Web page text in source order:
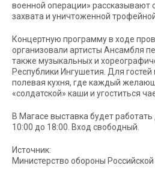
военной операции» рассказывают
захвата и уничтоженной трофейной
Концертную программу в ходе
организовали артисты Ансамбля
также музыкальных и
Республики Ингушетия. Для
полевая кухня, где каждый
«солдатской» каши и угоститься
В Магасе выставка будет работать
10:00 до 18:00. Вход свободный.
Источник:
Министерство обороны